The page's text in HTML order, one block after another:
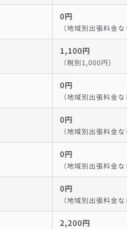
0円
（地域別出張料金
1,100円
（税別1,000円）
0円
（地域別出張料金
0円
（地域別出張料金
0円
（地域別出張料金
0円
（地域別出張料金
2,200円